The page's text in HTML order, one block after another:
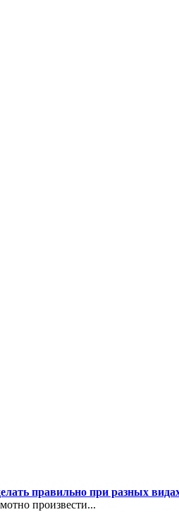
правильно при разных
произвести...